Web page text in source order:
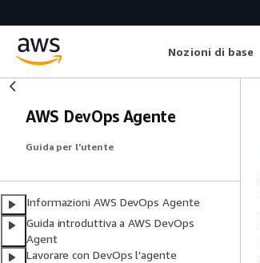
Nozioni di base
AWS DevOps Agente
Guida per l’utente
Informazioni AWS DevOps Agente
Guida introduttiva a AWS DevOps
Agent
Lavorare con DevOps l'agente